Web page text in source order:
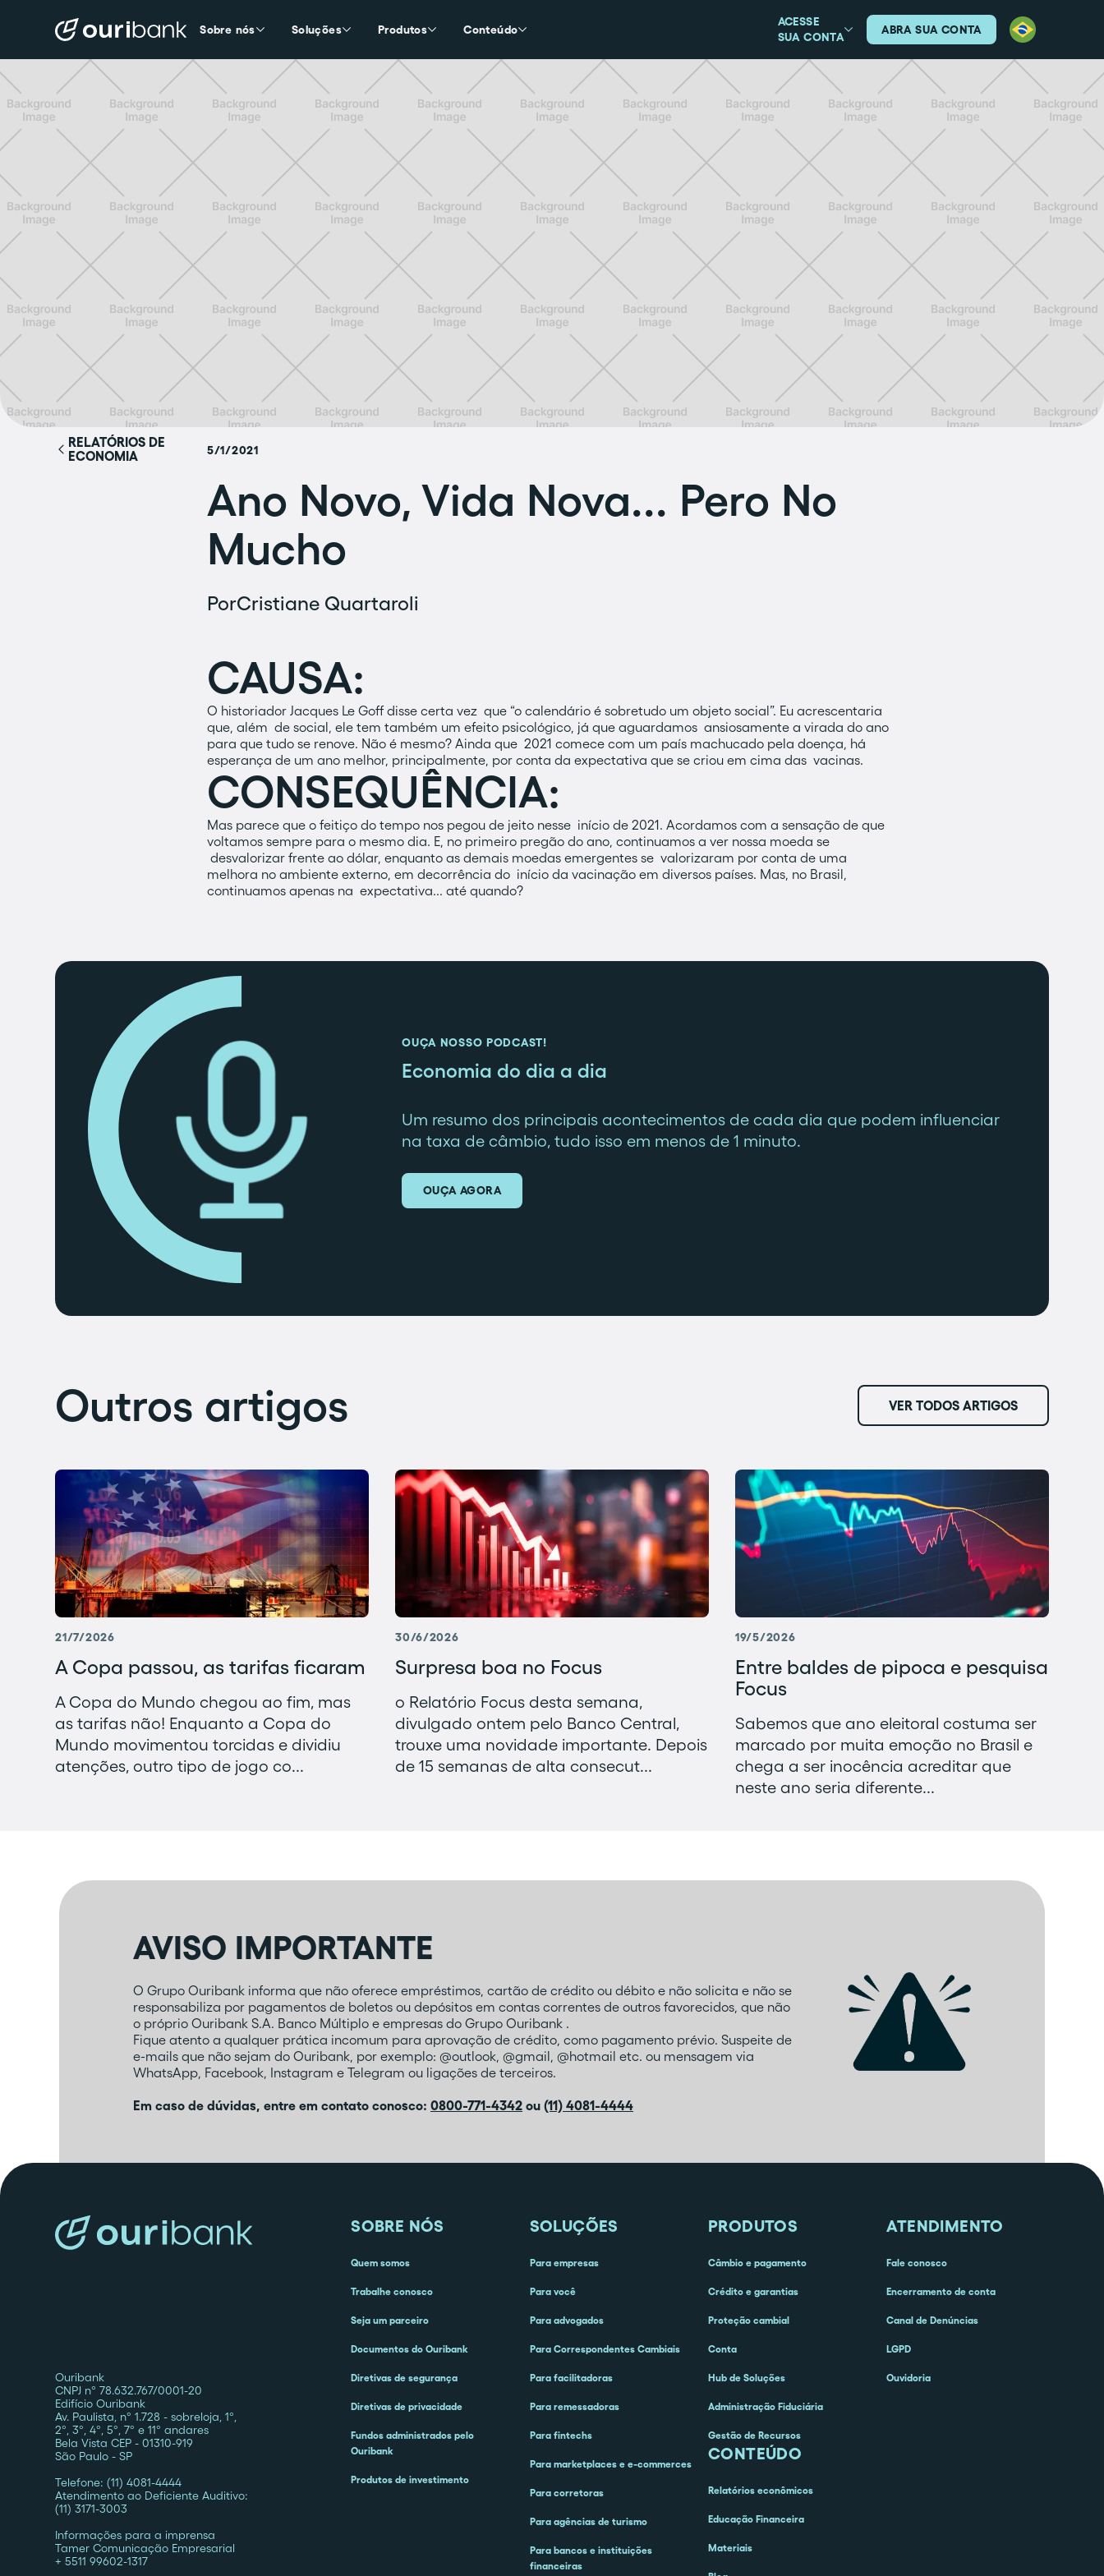
Sobre nós Soluções Produtos Conteúdo
ACESSE
SUA CONTA
ABRA SUA CONTA
RELATÓRIOS DE
ECONOMIA
5/1/2021
Ano Novo, Vida Nova... Pero No
Mucho
PorCristiane Quartaroli
CAUSA:
O historiador Jacques Le Goff disse certa vez que “o calendário é sobretudo um objeto social”. Eu acrescentaria
que, além de social, ele tem também um efeito psicológico, já que aguardamos ansiosamente a virada do ano
para que tudo se renove. Não é mesmo? Ainda que 2021 comece com um país machucado pela doença, há
esperança de um ano melhor, principalmente, por conta da expectativa que se criou em cima das vacinas.
CONSEQUÊNCIA:
Mas parece que o feitiço do tempo nos pegou de jeito nesse início de 2021. Acordamos com a sensação de que
voltamos sempre para o mesmo dia. E, no primeiro pregão do ano, continuamos a ver nossa moeda se
desvalorizar frente ao dólar, enquanto as demais moedas emergentes se valorizaram por conta de uma
melhora no ambiente externo, em decorrência do início da vacinação em diversos países. Mas, no Brasil,
continuamos apenas na expectativa... até quando?
OUÇA NOSSO PODCAST!
Economia do dia a dia
Um resumo dos principais acontecimentos de cada dia que podem influenciar
na taxa de câmbio, tudo isso em menos de 1 minuto.
OUÇA AGORA
Outros artigos VER TODOS ARTIGOS
21/7/2026
A Copa passou, as tarifas ficaram
A Copa do Mundo chegou ao fim, mas
as tarifas não! Enquanto a Copa do
Mundo movimentou torcidas e dividiu
atenções, outro tipo de jogo co...
30/6/2026
Surpresa boa no Focus
o Relatório Focus desta semana,
divulgado ontem pelo Banco Central,
trouxe uma novidade importante. Depois
de 15 semanas de alta consecut...
19/5/2026
Entre baldes de pipoca e pesquisa
Focus
Sabemos que ano eleitoral costuma ser
marcado por muita emoção no Brasil e
chega a ser inocência acreditar que
neste ano seria diferente...
AVISO IMPORTANTE
O Grupo Ouribank informa que não oferece empréstimos, cartão de crédito ou débito e não solicita e não se
responsabiliza por pagamentos de boletos ou depósitos em contas correntes de outros favorecidos, que não
o próprio Ouribank S.A. Banco Múltiplo e empresas do Grupo Ouribank .
Fique atento a qualquer prática incomum para aprovação de crédito, como pagamento prévio. Suspeite de
e-mails que não sejam do Ouribank, por exemplo: @outlook, @gmail, @hotmail etc. ou mensagem via
WhatsApp, Facebook, Instagram e Telegram ou ligações de terceiros.
Em caso de dúvidas, entre em contato conosco: 0800-771-4342 ou (11) 4081-4444
Ouribank
CNPJ nº 78.632.767/0001-20
Edifício Ouribank
Av. Paulista, nº 1.728 - sobreloja, 1º,
2º, 3º, 4º, 5º, 7º e 11º andares
Bela Vista CEP - 01310-919
São Paulo - SP
Telefone: (11) 4081-4444
Atendimento ao Deficiente Auditivo:
(11) 3171-3003
Informações para a imprensa
Tamer Comunicação Empresarial
+ 5511 99602-1317
SOBRE NÓS
Quem somos
Trabalhe conosco
Seja um parceiro
Documentos do Ouribank
Diretivas de segurança
Diretivas de privacidade
Fundos administrados pelo
Ouribank
Produtos de investimento
SOLUÇÕES
Para empresas
Para você
Para advogados
Para Correspondentes Cambiais
Para facilitadoras
Para remessadoras
Para fintechs
Para marketplaces e e-commerces
Para corretoras
Para agências de turismo
Para bancos e instituições
financeiras
PRODUTOS
Câmbio e pagamento
Crédito e garantias
Proteção cambial
Conta
Hub de Soluções
Administração Fiduciária
Gestão de Recursos
CONTEÚDO
Relatórios econômicos
Educação Financeira
Materiais
ATENDIMENTO
Fale conosco
Encerramento de conta
Canal de Denúncias
LGPD
Ouvidoria